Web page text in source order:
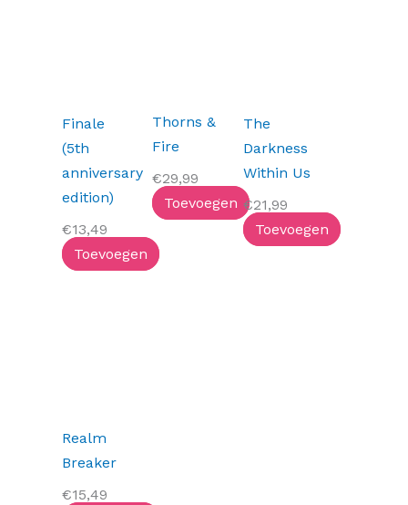
Finale
(5th
anniversary
edition)
€13,49
Toevoegen
Thorns &
Fire
€29,99
Toevoegen
The
Darkness
Within Us
€21,99
Toevoegen
Realm
Breaker
€15,49